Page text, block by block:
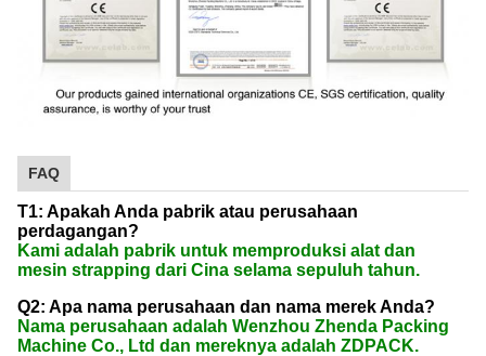
FAQ
T1: Apakah Anda pabrik atau perusahaan
perdagangan?
Kami adalah pabrik untuk memproduksi alat dan
mesin strapping dari Cina selama sepuluh tahun.
Q2: Apa nama perusahaan dan nama merek Anda?
Nama perusahaan adalah Wenzhou Zhenda Packing
Machine Co., Ltd dan mereknya adalah ZDPACK.